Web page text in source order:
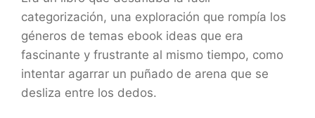
categorización, una exploración que rompía los
géneros de temas ebook ideas que era
fascinante y frustrante al mismo tiempo, como
intentar agarrar un puñado de arena que se
desliza entre los dedos.